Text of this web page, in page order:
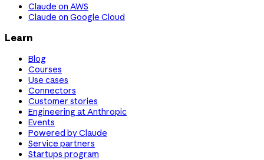
Claude on AWS
Claude on Google Cloud
Learn
Blog
Courses
Use cases
Connectors
Customer stories
Engineering at Anthropic
Events
Powered by Claude
Service partners
Startups program